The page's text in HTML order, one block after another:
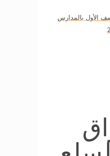
الأول بالمدارس